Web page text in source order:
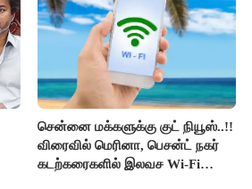
சென்னை மக்களுக்கு குட் நியூஸ்..!!
விரைவில் மெரினா, பெசன்ட் நகர்
கடற்கரைகளில் இலவச Wi-Fi